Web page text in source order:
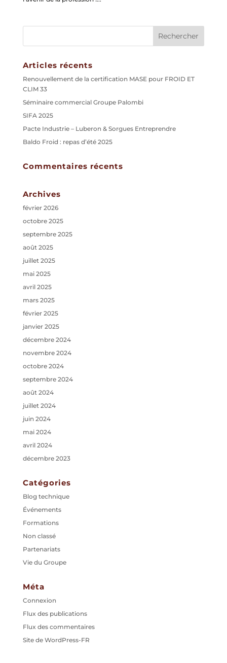
Articles récents
Renouvellement de la certification MASE pour FROID ET
CLIM 33
Séminaire commercial Groupe Palombi
SIFA 2025
Pacte Industrie – Luberon & Sorgues Entreprendre
Baldo Froid : repas d’été 2025
Commentaires récents
Archives
février 2026
octobre 2025
septembre 2025
août 2025
juillet 2025
mai 2025
avril 2025
mars 2025
février 2025
janvier 2025
décembre 2024
novembre 2024
octobre 2024
septembre 2024
août 2024
juillet 2024
juin 2024
mai 2024
avril 2024
décembre 2023
Catégories
Blog technique
Événements
Formations
Non classé
Partenariats
Vie du Groupe
Méta
Connexion
Flux des publications
Flux des commentaires
Site de WordPress-FR